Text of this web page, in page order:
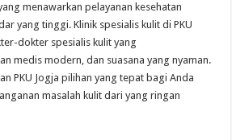
menawarkan pelayanan kesehatan
yang tinggi. Klinik spesialis kulit di PKU
dokter spesialis kulit yang
medis modern, dan suasana yang nyaman.
PKU Jogja pilihan yang tepat bagi Anda
masalah kulit dari yang ringan